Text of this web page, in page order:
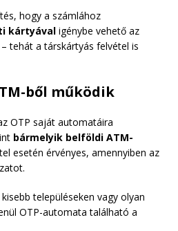
hogy a számlához
kártyával igénybe vehető az
tehát a társkártyás felvétel is
ből működik
OTP saját automatáira
bármelyik belföldi ATM-
esetén érvényes, amennyiben az
településeken vagy olyan
OTP-automata található a